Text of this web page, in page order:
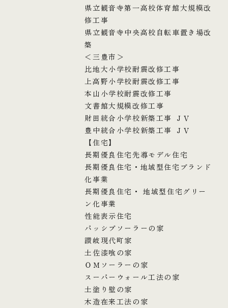
県立観音寺第一高校体育館大規模改
修工事
県立観音寺中央高校自転車置き場改
築
＜三豊市＞
比地大小学校耐震改修工事
上高野小学校耐震改修工事
本山小学校耐震改修工事
文書館大規模改修工事
財田統合小学校新築工事 ＪＶ
豊中統合小学校新築工事 ＪＶ
【住宅】
長期優良住宅先導モデル住宅
長期優良住宅・地域型住宅ブランド
化事業
長期優良住宅・ 地域型住宅グリー
ン化事業
性能表示住宅
パッシブソーラーの家
讃岐現代町家
土佐漆喰の家
ＯＭソーラーの家
スーパーウォール工法の家
土塗り壁の家
木造在来工法の家